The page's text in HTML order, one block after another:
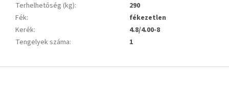
Terhelhetőség (kg):
290
Fék:
fékezetlen
Kerék:
4.8/4.00-8
Tengelyek száma: 1